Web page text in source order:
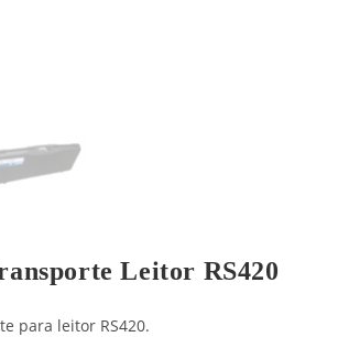
Leitor RS420
para leitor RS420.